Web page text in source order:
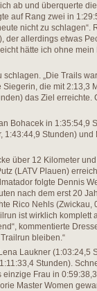
ab und überquerte
auf Rang zwei in
nicht zu schlagen“.
der allerdings etwas
hätte ich ohne mein
„Die Trails
Siegerin, die mit 2:13,3
das Ziel erreichte.
Bohacek in 1:35:54,9
Stunden) und
über 12 Kilometer
(LATV Plauen)
folgte Dennis
nach dem erst 20
Rico Nehls (Zwickau,
ist wirklich komplett
kommentierte
bleiben.“
Laukner (1:03:24,5
Stunden).
Frau in
Master Women